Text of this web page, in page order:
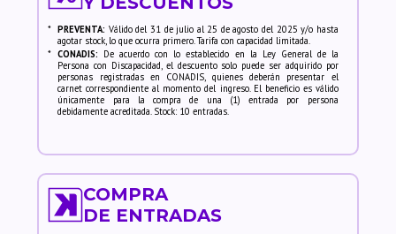
* PREVENTA: Válido del 31 de julio al 25 de agosto del 2025 y/o hasta
agotar stock, lo que ocurra primero. Tarifa con capacidad limitada.
* CONADIS: De acuerdo con lo establecido en la Ley General de la
Persona con Discapacidad, el descuento solo puede ser adquirido por
personas registradas en CONADIS, quienes deberán presentar el
carnet correspondiente al momento del ingreso. El beneficio es válido
únicamente para la compra de una (1) entrada por persona
debidamente acreditada. Stock: 10 entradas.
COMPRA
DE ENTRADAS